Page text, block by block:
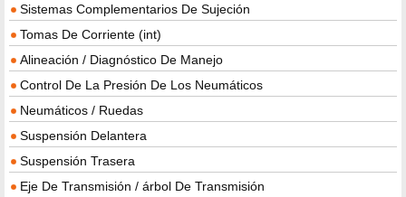
Sistemas Complementarios De Sujeción
Tomas De Corriente (int)
Alineación / Diagnóstico De Manejo
Control De La Presión De Los Neumáticos
Neumáticos / Ruedas
Suspensión Delantera
Suspensión Trasera
Eje De Transmisión / árbol De Transmisión